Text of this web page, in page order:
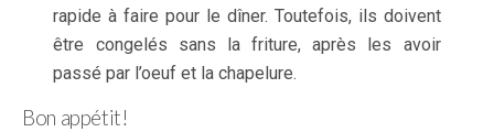
rapide à faire pour le dîner. Toutefois, ils doivent
être congelés sans la friture, après les avoir
passé par l’oeuf et la chapelure.
Bon appétit!